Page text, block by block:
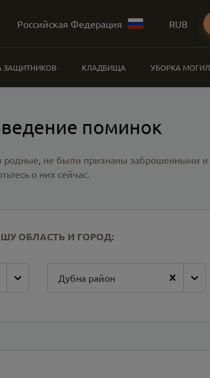
Российская Федерация RUB
ЗАЩИТНИКОВ КЛАДБИЩА УБОРКА МОГИЛ
поминок
родные, не были признаны заброшенными и
о них сейчас.
ОБЛАСТЬ И ГОРОД:
Дубна район